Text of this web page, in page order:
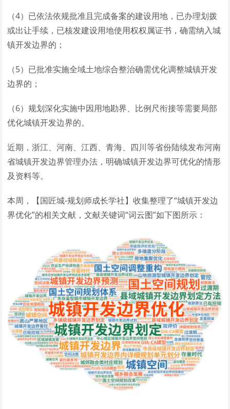
（4）已依法依规批准且完成备案的建设用地，已办理划拨
或出让手续，已核发建设用地使用权权属证书，确需纳入城
镇开发边界的；
（5）已批准实施全域土地综合整治确需优化调整城镇开发
边界的；
（6）规划深化实施中因用地勘界、比例尺衔接等需要局部
优化城镇开发边界的。
近期，浙江、河南、江西、青海、四川等省份陆续发布河南
省城镇开发边界管理办法，明确城镇开发边界可优化的情形
及资料等。
本周，【国匠城-规划师成长学社】收集整理了“城镇开发边
界优化”的相关文献，文献关键词“词云图”如下图所示：